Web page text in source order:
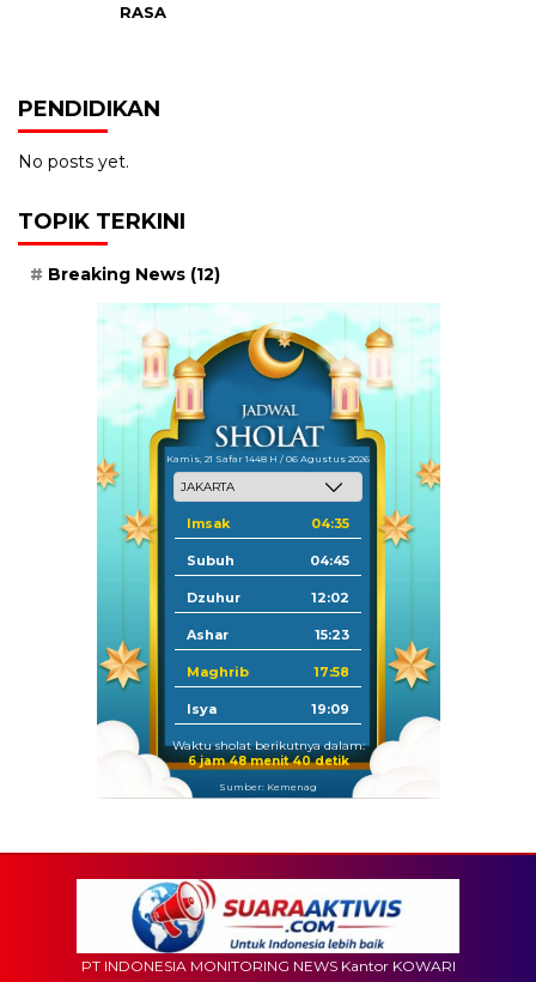
RASA
PENDIDIKAN
No posts yet.
TOPIK TERKINI
Breaking News (12)
Kamis, 21 Safar 1448 H / 06 Agustus 2026
Imsak 04:35
Subuh 04:45
Dzuhur 12:02
Ashar 15:23
Maghrib 17:58
Isya 19:09
Waktu sholat berikutnya dalam:
6 jam 48 menit 38 detik
Sumber: Kemenag
PT INDONESIA MONITORING NEWS Kantor KOWARI